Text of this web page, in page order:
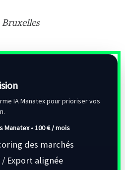
IA Manatex pour prioriser vos
Manatex •100 € / mois
des marchés
/ Export alignée